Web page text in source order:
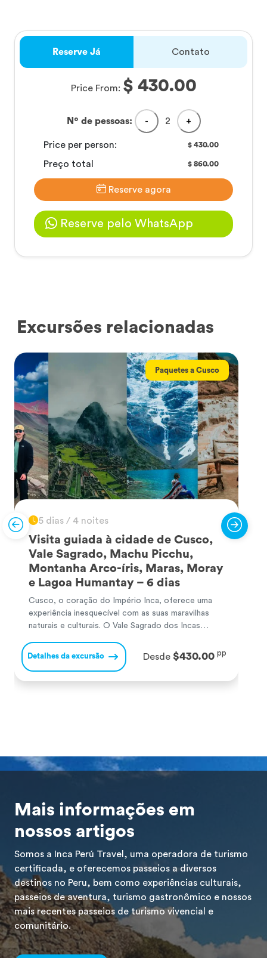
Reserve Já Contato
Price From: $ 430.00
Nº de pessoas: - 2 +
Price per person: $430.00
Preço total $860.00
Reserve agora
Reserve pelo WhatsApp
Excursões relacionadas
Paquetes a Cusco
5 dias / 4 noites
Visita guiada à cidade de Cusco,
Vale Sagrado, Machu Picchu,
Montanha Arco-íris, Maras, Moray
e Lagoa Humantay – 6 dias
Cusco, o coração do Império Inca, oferece uma
experiência inesquecível com as suas maravilhas
naturais e culturais. O Vale Sagrado dos Incas
paisagens andinas. Machu Picchu, a famosa
cidadela inca, encanta com o seu misticismo e
Detalhes da excursão Desde $430.00 pp
Mais informações em
nossos artigos
Somos a Inca Perú Travel, uma operadora de turismo
certificada, e oferecemos passeios a diversos
destinos no Peru, bem como experiências culturais,
passeios de aventura, turismo gastronômico e nossos
mais recentes passeios de turismo vivencial e
comunitário.